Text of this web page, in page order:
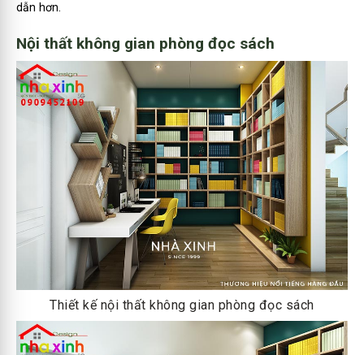
dẫn hơn.
Nội thất không gian phòng đọc sách
Thiết kế nội thất không gian phòng đọc sách